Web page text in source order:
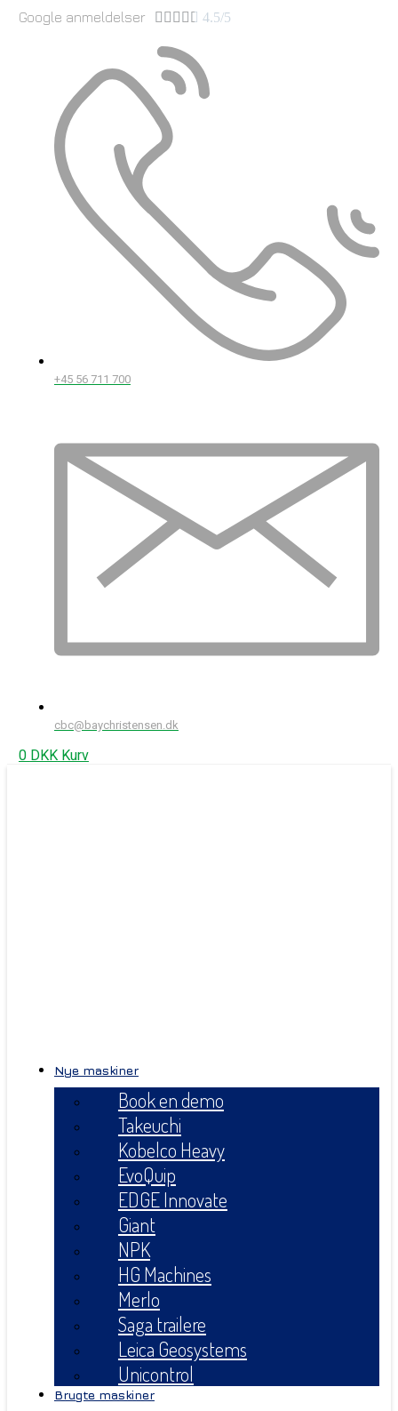
Google anmeldelser      4.5/5
+45 56 711 700
cbc@baychristensen.dk
0 DKK Kurv
Nye maskiner
Book en demo
Takeuchi
Kobelco Heavy
EvoQuip
EDGE Innovate
Giant
NPK
HG Machines
Merlo
Saga trailere
Leica Geosystems
Unicontrol
Brugte maskiner